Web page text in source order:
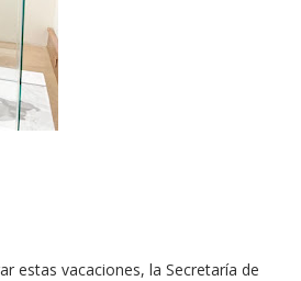
estas vacaciones, la Secretaría de